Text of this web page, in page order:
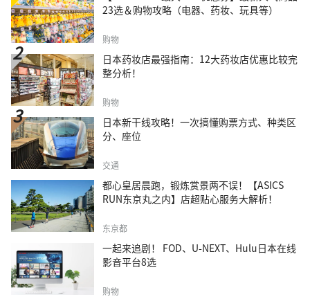
23选＆购物攻略（电器、药妆、玩具等）
购物
日本药妆店最强指南：12大药妆店优惠比较完
整分析！
购物
日本新干线攻略！一次搞懂购票方式、种类区
分、座位
交通
都心皇居晨跑，锻炼赏景两不误！【ASICS
RUN东京丸之内】店超贴心服务大解析！
东京都
一起来追剧！ FOD、U-NEXT、Hulu日本在线
影音平台8选
购物